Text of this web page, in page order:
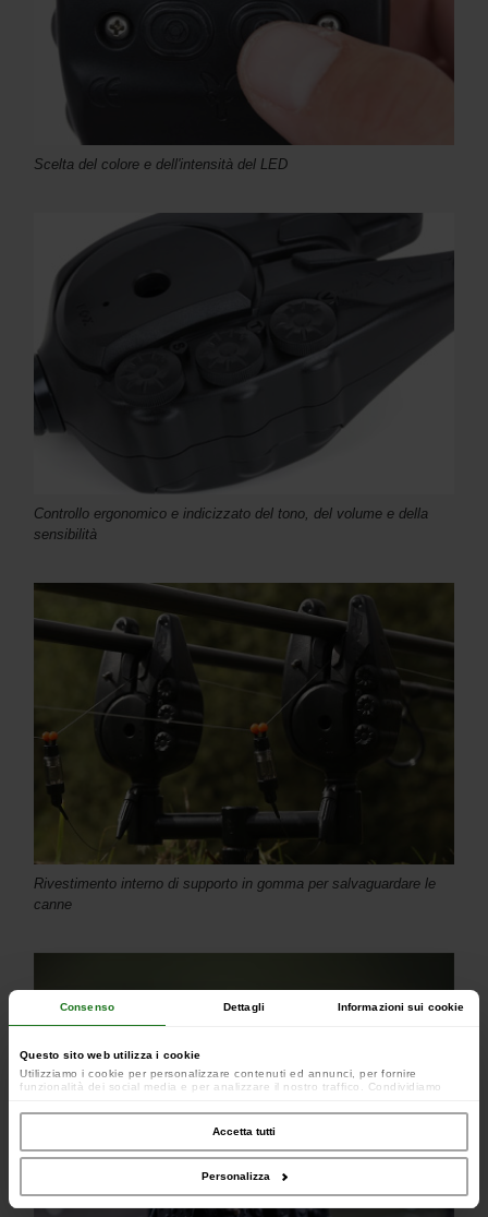
Consenso Dettagli Informazioni sui cookie
Questo sito web utilizza i cookie
Utilizziamo i cookie per personalizzare contenuti ed annunci, per fornire
funzionalità dei social media e per analizzare il nostro traffico. Condividiamo
occupano di analisi dei dati web, pubblicità e social media, i quali potrebbero
combinarle con altre informazioni che hai fornito loro o che hanno raccolto dal
Accetta tutti
Personalizza
Scelta del colore e dell'intensità del LED
Controllo ergonomico e indicizzato del tono, del volume e della
sensibilità
Rivestimento interno di supporto in gomma per salvaguardare le
canne